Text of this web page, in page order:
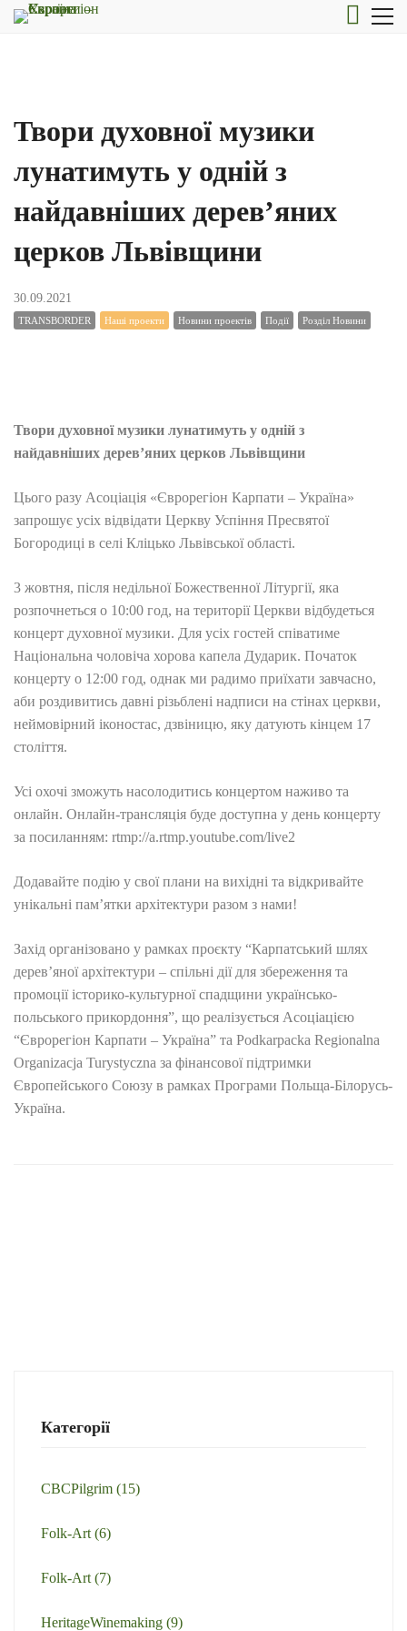
Твори духовної музики
лунатимуть у одній з
найдавніших дерев’яних
церков Львівщини
30.09.2021
TRANSBORDER Наші проекти Новини проектів Події Розділ Новини
Твори духовної музики лунатимуть у одній з
найдавніших дерев’яних церков Львівщини
Цього разу Асоціація «Єврорегіон Карпати – Україна»
запрошує усіх відвідати Церкву Успіння Пресвятої
Богородиці в селі Кліцько Львівської області.
3 жовтня, після недільної Божественної Літургії, яка
розпочнеться о 10:00 год, на території Церкви відбудеться
концерт духовної музики. Для усіх гостей співатиме
Національна чоловіча хорова капела Дударик. Початок
концерту о 12:00 год, однак ми радимо приїхати завчасно,
аби роздивитись давні різьблені надписи на стінах церкви,
неймовірний іконостас, дзвіницю, яку датують кінцем 17
століття.
Усі охочі зможуть насолодитись концертом наживо та
онлайн. Онлайн-трансляція буде доступна у день концерту
за посиланням: rtmp://a.rtmp.youtube.com/live2
Додавайте подію у свої плани на вихідні та відкривайте
унікальні пам’ятки архітектури разом з нами!
Захід організовано у рамках проєкту “Карпатський шлях
дерев’яної архітектури – спільні дії для збереження та
промоції історико-культурної спадщини українсько-
польського прикордоння”, що реалізується Асоціацією
“Єврорегіон Карпати – Україна” та Podkarpacka Regionalna
Organizacja Turystyczna за фінансової підтримки
Європейського Союзу в рамках Програми Польща-Білорусь-
Україна.
Категорії
CBCPilgrim (15)
Folk-Art (6)
Folk-Art (7)
HeritageWinemaking (9)